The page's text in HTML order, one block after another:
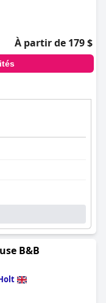
À partir de 179 $
B&B